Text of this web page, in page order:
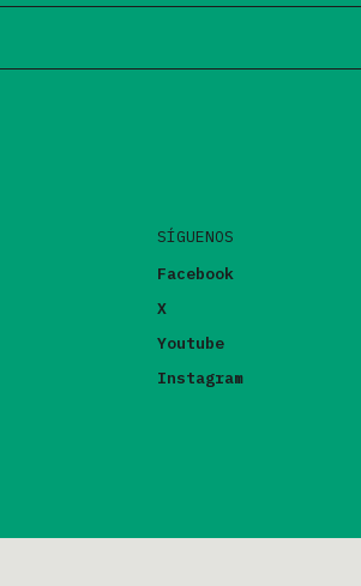
SÍGUENOS
Facebook
X
Youtube
Instagram